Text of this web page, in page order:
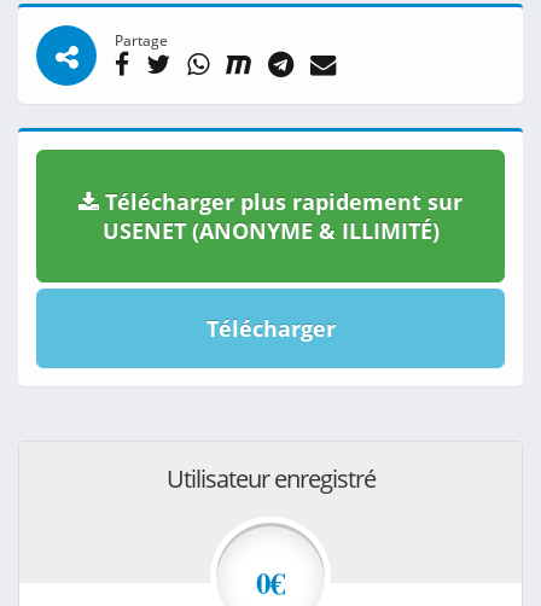
Partage
Télécharger plus rapidement sur
USENET (ANONYME & ILLIMITÉ)
Télécharger
Utilisateur enregistré
0€